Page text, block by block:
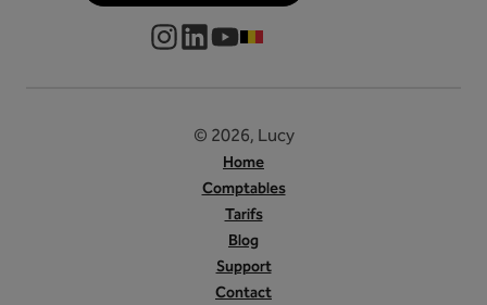
FR-BE
© 2026, Lucy
Home
Comptables
Tarifs
Blog
Support
Contact